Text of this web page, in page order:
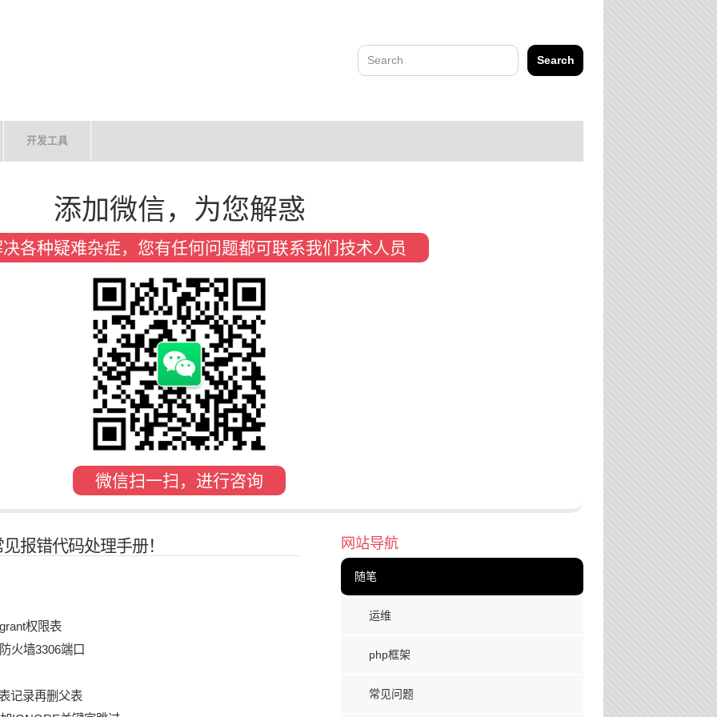
Search
开发工具
添加微信，为您解惑
各种疑难杂症，您有任何问题都可联系我们技术人员
微信扫一扫，进行咨询
报错代码处理手册！
权限表
火墙3306端口
记录再删父表
网站导航
随笔
运维
php框架
常见问题